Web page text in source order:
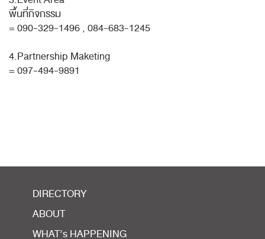
พื้นที่กิจกรรม
= 090-329-1496 , 084-683-1245
4.Partnership Maketing
= 097-494-9891
DIRECTORY
ABOUT
WHAT’s HAPPENING